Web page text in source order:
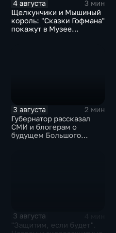
4 августа
3 мин
Щелкунчики и Мышиный
король: "Сказки Гофмана"
покажут в Музее
3 августа
2 мин
Губернатор рассказал
СМИ и блогерам о
будущем Большого
3 августа
"Защитим, если будет".